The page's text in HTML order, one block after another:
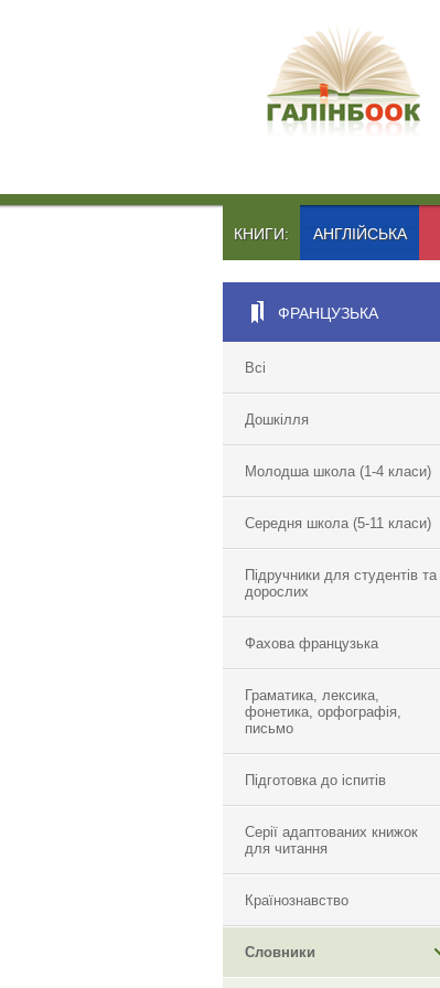
КНИГИ: АНГЛІЙСЬКА
ФРАНЦУЗЬКА
Всі
Дошкілля
Молодша школа (1-4 класи)
Середня школа (5-11 класи)
Підручники для студентів та
дорослих
Фахова французька
Граматика, лексика,
фонетика, орфографія,
письмо
Підготовка до іспитів
Серії адаптованих книжок
для читання
Країнознавство
Словники